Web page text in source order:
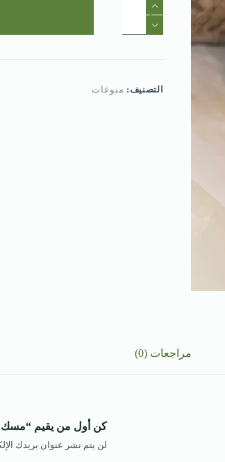
مسك
فانيلا
التصنيف: منوعات
مراجعات (0)
كن أول من يقيم “مسك
لن يتم نشر عنوان بريدك